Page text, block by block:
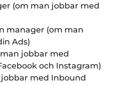
(om man jobbar med
manager (om man
Ads)
jobbar med
och Instagram)
med Inbound